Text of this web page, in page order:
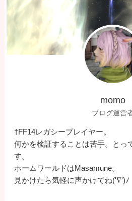
momo
ブログ運営
†FF14レガシープレイヤー。
何かを検証することは苦手。とっ
す。
ホームワールドはMasamune。
見かけたら気軽に声かけてね('∇')ﾉ